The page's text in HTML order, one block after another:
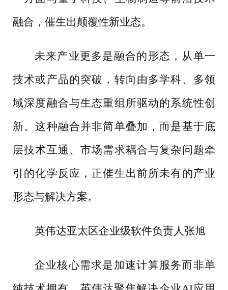
融合，催生出颠覆性新业态。
未来产业更多是融合的形态，从单一
技术或产品的突破，转向由多学科、多领
域深度融合与生态重组所驱动的系统性创
新。这种融合并非简单叠加，而是基于底
层技术互通、市场需求耦合与复杂问题牵
引的化学反应，正催生出前所未有的产业
形态与解决方案。
英伟达亚太区企业级软件负责人张旭
企业核心需求是加速计算服务而非单